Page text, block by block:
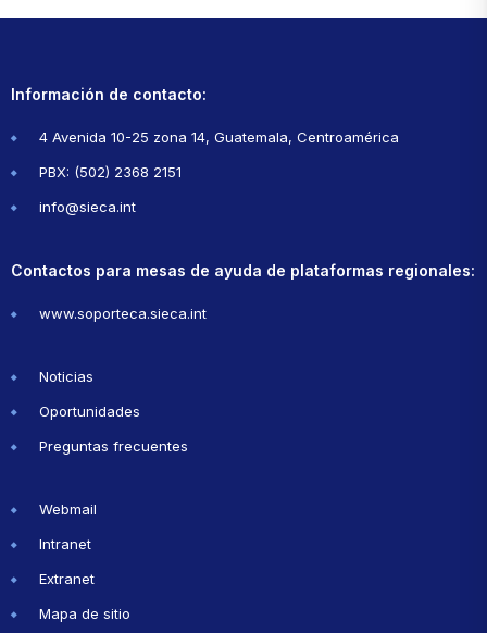
Información de contacto:
4 Avenida 10-25 zona 14, Guatemala, Centroamérica
PBX: (502) 2368 2151
info@sieca.int
Contactos para mesas de ayuda de plataformas regionales:
www.soporteca.sieca.int
Noticias
Oportunidades
Preguntas frecuentes
Webmail
Intranet
Extranet
Mapa de sitio